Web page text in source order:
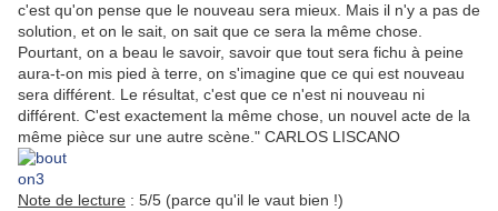
c'est qu'on pense que le nouveau sera mieux. Mais il n'y a pas de
solution, et on le sait, on sait que ce sera la même chose.
Pourtant, on a beau le savoir, savoir que tout sera fichu à peine
aura-t-on mis pied à terre, on s'imagine que ce qui est nouveau
sera différent. Le résultat, c'est que ce n'est ni nouveau ni
différent. C'est exactement la même chose, un nouvel acte de la
même pièce sur une autre scène." CARLOS LISCANO
Note de lecture : 5/5 (parce qu'il le vaut bien !)